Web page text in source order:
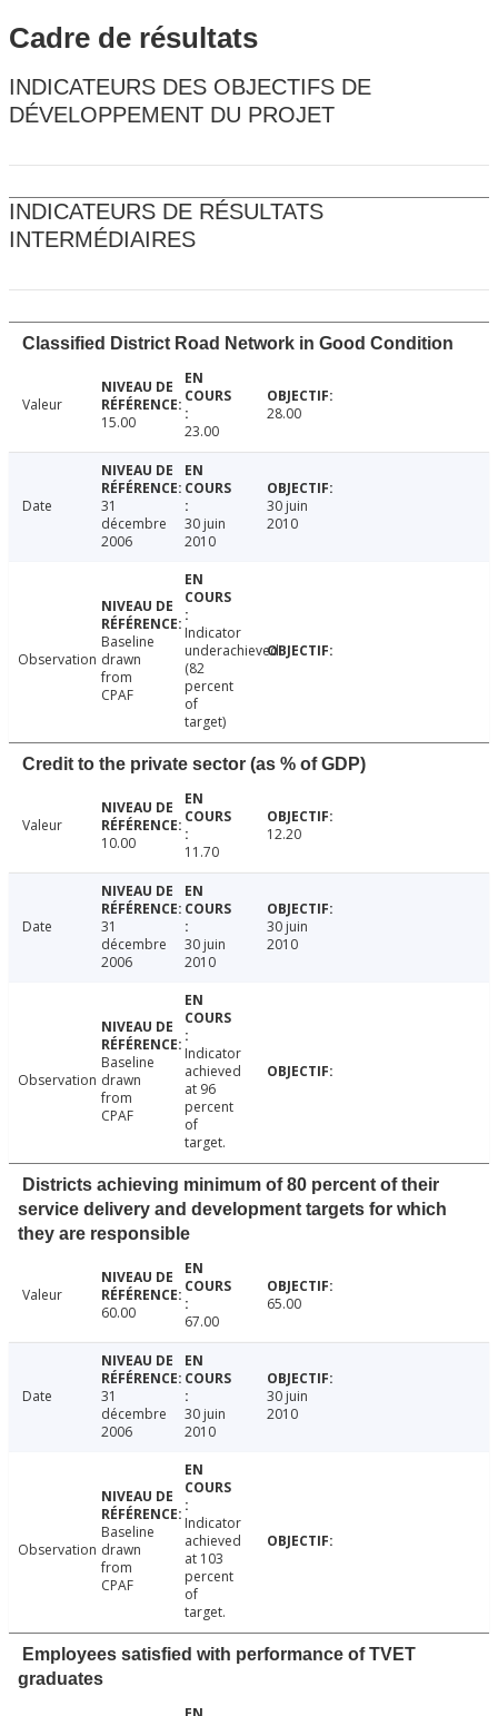
Cadre de résultats
INDICATEURS DES OBJECTIFS DE
DÉVELOPPEMENT DU PROJET
INDICATEURS DE RÉSULTATS
INTERMÉDIAIRES
Classified District Road Network in Good Condition
Valeur
15.00
23.00
28.00
Date
31
décembre
2006
30 juin
2010
30 juin
2010
Observation
Baseline
drawn
from
CPAF
Indicator
underachieved
(82
percent
of
target)
Credit to the private sector (as % of GDP)
Valeur
10.00
11.70
12.20
Date
31
décembre
2006
30 juin
2010
30 juin
2010
Observation
Baseline
drawn
from
CPAF
Indicator
achieved
at 96
percent
of
target.
Districts achieving minimum of 80 percent of their
service delivery and development targets for which
they are responsible
Valeur
60.00
67.00
65.00
Date
31
décembre
2006
30 juin
2010
30 juin
2010
Observation
Baseline
drawn
from
CPAF
Indicator
achieved
at 103
percent
of
target.
Employees satisfied with performance of TVET
graduates